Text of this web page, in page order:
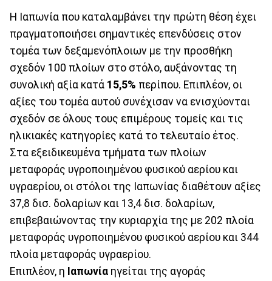
Η Ιαπωνία που καταλαμβάνει την πρώτη θέση έχει
πραγματοποιήσει σημαντικές επενδύσεις στον
τομέα των δεξαμενόπλοιων με την προσθήκη
σχεδόν 100 πλοίων στο στόλο, αυξάνοντας τη
συνολική αξία κατά 15,5% περίπου. Επιπλέον, οι
αξίες του τομέα αυτού συνέχισαν να ενισχύονται
σχεδόν σε όλους τους επιμέρους τομείς και τις
ηλικιακές κατηγορίες κατά το τελευταίο έτος.
Στα εξειδικευμένα τμήματα των πλοίων
μεταφοράς υγροποιημένου φυσικού αερίου και
υγραερίου, οι στόλοι της Ιαπωνίας διαθέτουν αξίες
37,8 δισ. δολαρίων και 13,4 δισ. δολαρίων,
επιβεβαιώνοντας την κυριαρχία της με 202 πλοία
μεταφοράς υγροποιημένου φυσικού αερίου και 344
πλοία μεταφοράς υγραερίου.
Επιπλέον, η Ιαπωνία ηγείται της αγοράς